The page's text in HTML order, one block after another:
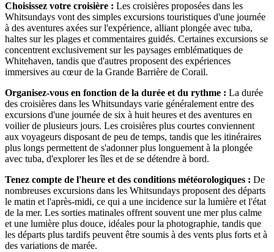
Choisissez votre croisière : Les croisières proposées dans les
Whitsundays vont des simples excursions touristiques d'une journée
à des aventures axées sur l'expérience, alliant plongée avec tuba,
haltes sur les plages et commentaires guidés. Certaines excursions se
concentrent exclusivement sur les paysages emblématiques de
Whitehaven, tandis que d'autres proposent des expériences
immersives au cœur de la Grande Barrière de Corail.
Organisez-vous en fonction de la durée et du rythme : La durée
des croisières dans les Whitsundays varie généralement entre des
excursions d'une journée de six à huit heures et des aventures en
voilier de plusieurs jours. Les croisières plus courtes conviennent
aux voyageurs disposant de peu de temps, tandis que les itinéraires
plus longs permettent de s'adonner plus longuement à la plongée
avec tuba, d'explorer les îles et de se détendre à bord.
Tenez compte de l'heure et des conditions météorologiques : De
nombreuses excursions dans les Whitsundays proposent des départs
le matin et l'après-midi, ce qui a une incidence sur la lumière et l'état
de la mer. Les sorties matinales offrent souvent une mer plus calme
et une lumière plus douce, idéales pour la photographie, tandis que
les départs plus tardifs peuvent être soumis à des vents plus forts et à
des variations de marée.